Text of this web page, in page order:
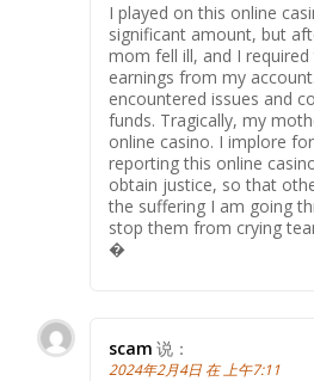
I played on this online
significant amount, but
mom fell ill, and I
earnings from my
encountered issues and
funds. Tragically, my
online casino. I implore
reporting this online
obtain justice, so that
the suffering I am going
stop them from crying
�
scam 说：
2024年2月4日 在 上午7:11